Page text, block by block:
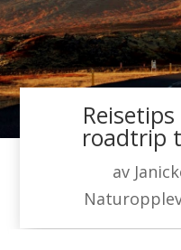
roadtrip
av